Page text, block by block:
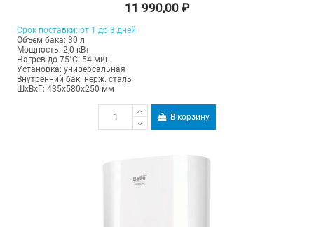
11 990,00 ₽
Срок поставки: от 1 до 3 дней
Объем бака: 30 л
Мощность: 2,0 кВт
Нагрев до 75°С: 54 мин.
Установка: универсальная
Внутренний бак: нерж. сталь
ШхВхГ: 435х580х250 мм
В корзину